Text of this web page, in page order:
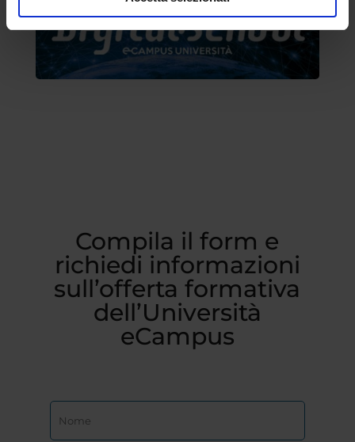
Compila il form e
richiedi informazioni
sull’offerta formativa
dell’Università
eCampus